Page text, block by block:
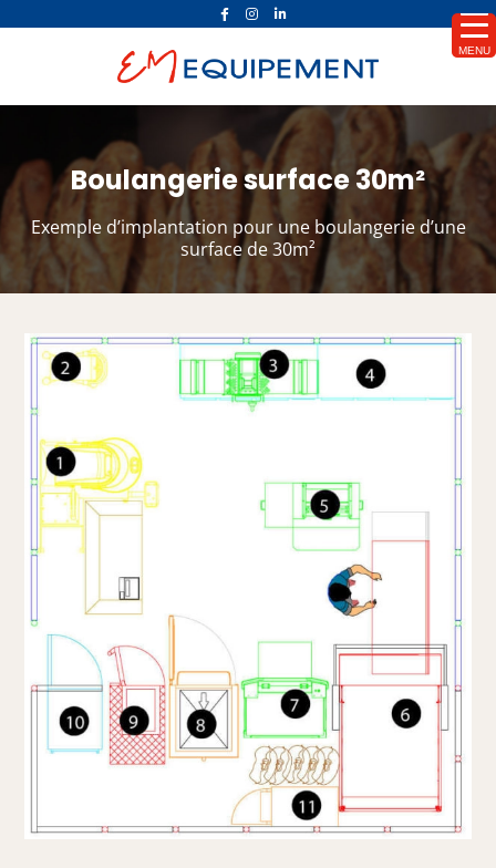
Boulangerie surface 30m²
Exemple d’implantation pour une boulangerie d’une
surface de 30m²
MENU